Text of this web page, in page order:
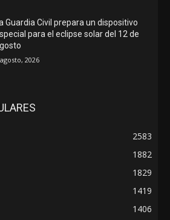
Guardia Civil prepara un dispositivo
para el eclipse solar del 12 de
2026
2583
1882
1829
1419
1406